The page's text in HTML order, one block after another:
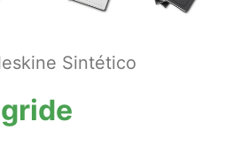
Sintético